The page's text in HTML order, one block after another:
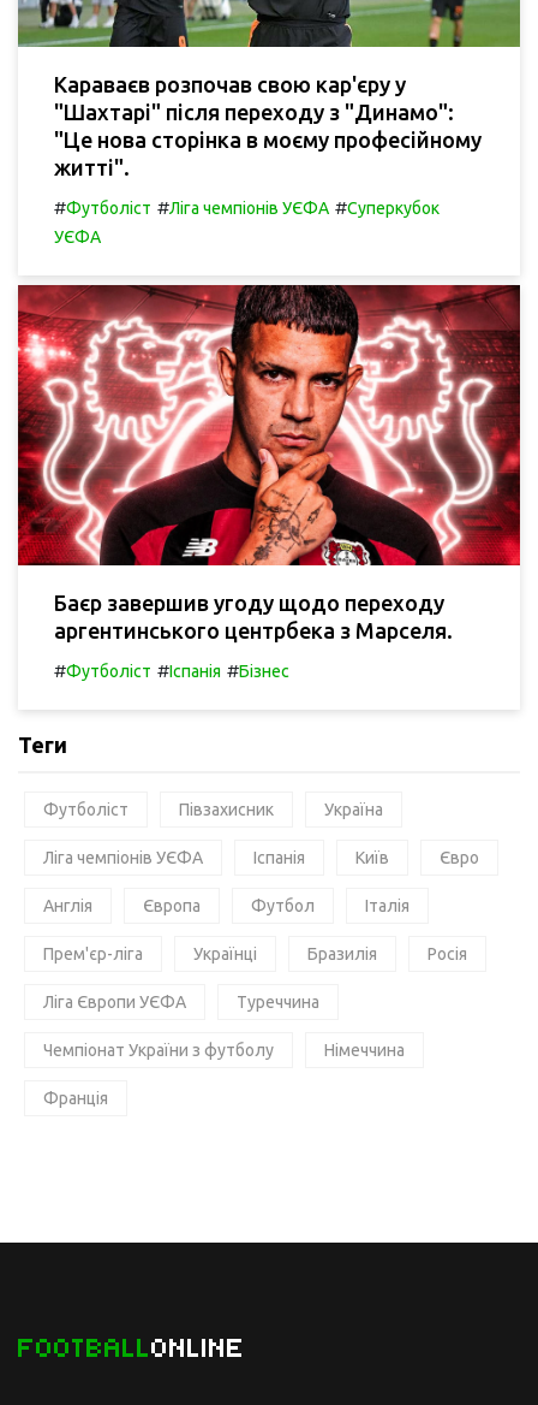
Караваєв розпочав свою кар'єру у
"Шахтарі" після переходу з "Динамо":
"Це нова сторінка в моєму професійному
житті".
#Футболіст #Ліга чемпіонів УЄФА #Суперкубок
УЄФА
Баєр завершив угоду щодо переходу
аргентинського центрбека з Марселя.
#Футболіст #Іспанія #Бізнес
Теги
Футболіст Півзахисник Україна
Ліга чемпіонів УЄФА Іспанія Київ Євро
Англія Європа Футбол Італія
Прем'єр-ліга Українці Бразилія Росія
Ліга Європи УЄФА Туреччина
Чемпіонат України з футболу Німеччина
Франція
FOOTBALLONLINE